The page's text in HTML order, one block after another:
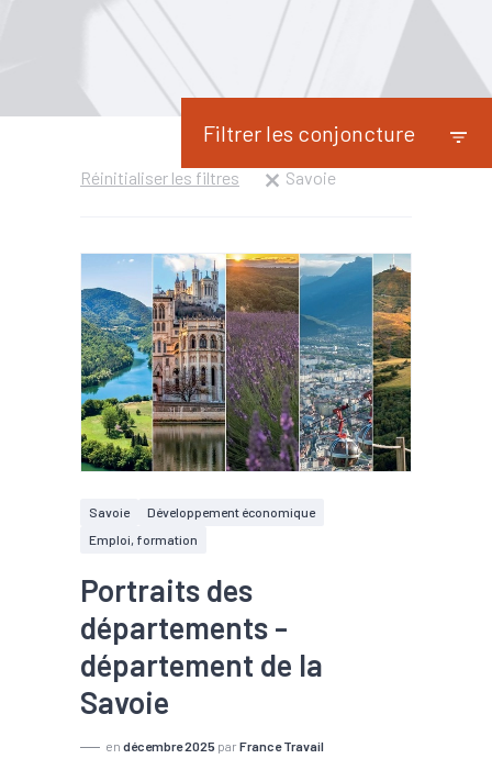
Filtrer les conjoncture
Réinitialiser les filtres Savoie
Savoie
Développement économique
Emploi, formation
Portraits des
départements -
département de la
Savoie
en décembre 2025 par France Travail